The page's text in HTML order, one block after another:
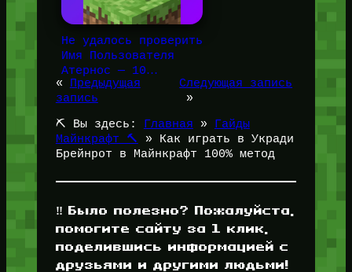
Не удалось проверить
Имя Пользователя
Атернос — 10…
«
Предыдущая
запись
Следующая запись
»
⛏️ Вы здесь: Главная » Гайды
Майнкрафт 🔨
» Как играть в Укради
Брейнрот в Майнкрафт 100% метод
‼️ Было полезно? Пожалуйста,
помогите сайту за 1 клик,
поделившись информацией с
друзьями и другими людьми!